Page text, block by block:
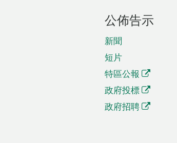
公佈告示
新聞
短片
特區公報
政府投標
政府招聘